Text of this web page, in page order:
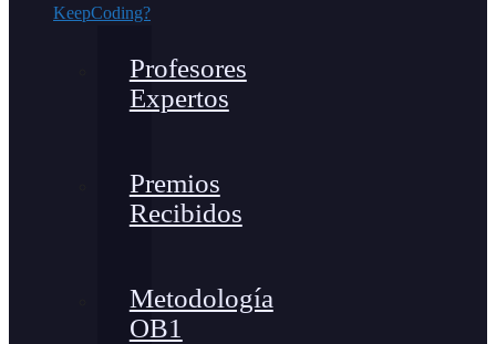
KeepCoding?
Profesores
Expertos
Premios
Recibidos
Metodología
OB1